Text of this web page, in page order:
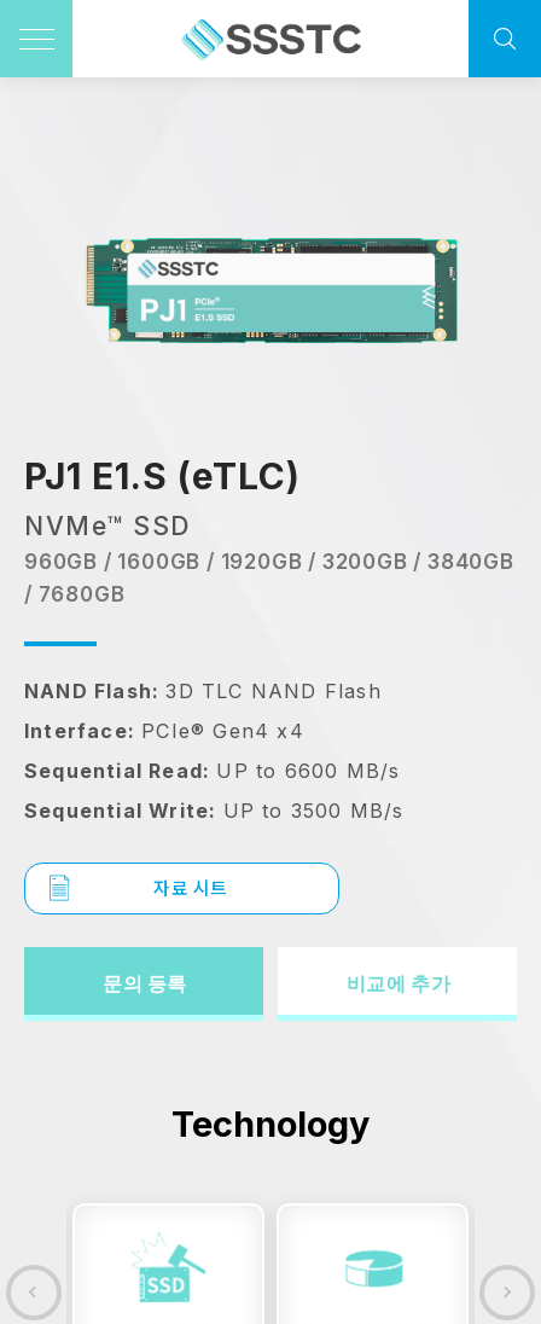
PJ1 E1.S (eTLC)
NVMe™ SSD
960GB / 1600GB / 1920GB / 3200GB / 3840GB
/ 7680GB
NAND Flash:3D TLC NAND Flash
Interface: PCIe® Gen4 x4
Sequential Read: UP to 6600 MB/s
Sequential Write: UP to 3500 MB/s
자료 시트
문의 등록 비교에 추가
Technology